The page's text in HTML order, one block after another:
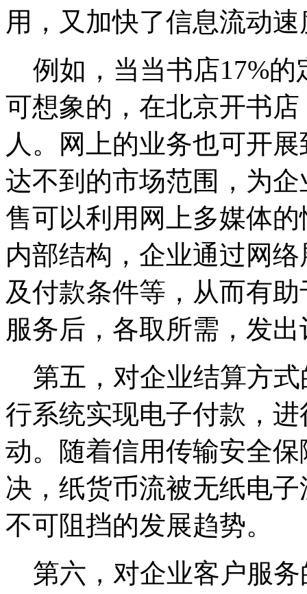
用，又加快了信息流动速
例如，当当书店17%的
可想象的，在北京开书
人。网上的业务也可开
达不到的市场范围，为
售可以利用网上多媒体
内部结构，企业通过网
及付款条件等，从而有
服务后，各取所需，发
第五，对企业结算方式
行系统实现电子付款，
动。随着信用传输安全
决，纸货币流被无纸电
不可阻挡的发展趋势。
第六，对企业客户服务